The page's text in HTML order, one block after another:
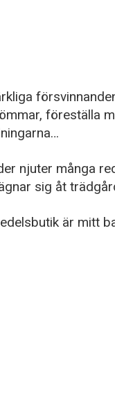
föreställa
njuter många
sig åt
är mitt